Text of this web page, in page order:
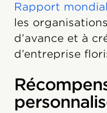
Rapport
les
d’avance et à
d’entreprise